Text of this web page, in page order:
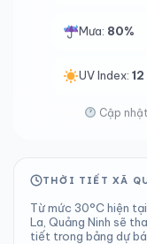
Mưa: 80%
UV Index: 12
Cập
THỜI TIẾT XÃ
Từ mức 30°C hiện
La, Quảng Ninh sẽ
tiết trong bảng dự